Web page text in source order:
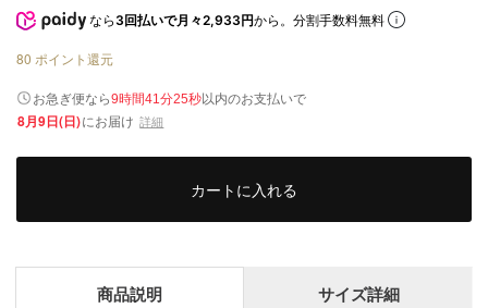
なら 3回払いで月々2,933円から。分割手数料無料
80 ポイント還元
お急ぎ便なら9時間41分25秒以内のお支払いで
8月9日(日)にお届け 詳細
カートに入れる
商品説明 サイズ詳細